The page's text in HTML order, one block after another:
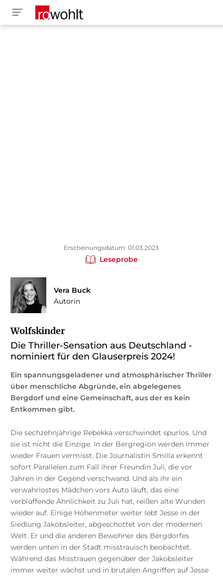
Erscheinungsdatum: 01.03.2023
Leseprobe
Vera Buck
Autorin
Wolfskinder
Die Thriller-Sensation aus Deutschland -
nominiert für den Glauserpreis 2024!
Ein spannungsgeladener und atmosphärischer Thriller
über menschliche Abgründe, ein abgelegenes
Bergdorf und eine Gemeinschaft, aus der es kein
Entkommen gibt.
Die sechzehnjährige Rebekka verschwindet spurlos. Und
sie ist nicht die Einzige. In der Bergregion werden immer
wieder Frauen vermisst. Die Journalistin Smilla erkennt
sofort Parallelen zum Fall ihrer Freundin Juli, die vor
Jahren in der Gegend verschwand. Und als ihr ein
verwahrlostes Mädchen vors Auto läuft, das eine
verblüffende Ähnlichkeit zu Juli hat, reißen alte Wunden
wieder auf. Einige Höhenmeter weiter lebt Jesse in der
Siedlung Jakobsleiter, abgeschottet von der modernen
Welt. Er und die anderen Bewohner des Bergdorfes
werden unten in der Stadt misstrauisch beobachtet.
Während das Misstrauen gegenüber der Jakobsleiter
immer weiter wächst und in brutalen Angriffen auf Jesse